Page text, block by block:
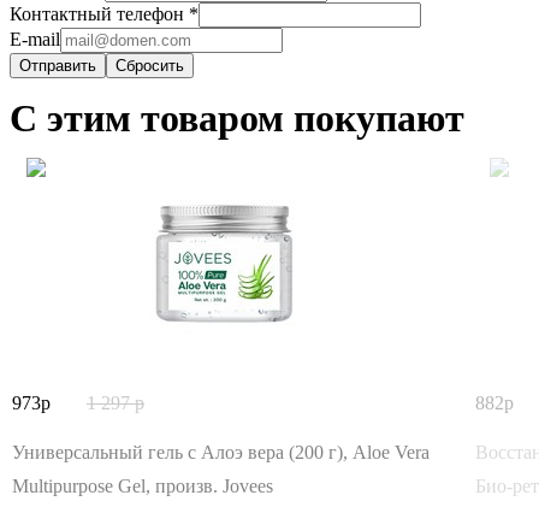
Контактный телефон *
E-mail
Сбросить
С этим товаром покупают
973 1 297
Универсальный гель с Алоэ вера (200 г), Aloe Vera
Multipurpose Gel, произв. Jovees
882
Био-